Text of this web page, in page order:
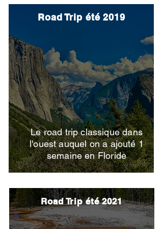
Le road trip classique dans
l'ouest auquel on a ajouté 1
semaine en Floride
Road Trip été 2019
Road Trip été 2021